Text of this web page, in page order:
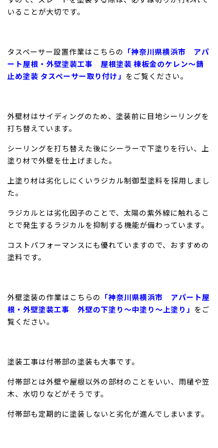
いることが大切です。
タスペーサー設置作業はこちらの 「神奈川県横浜市 アパ
ート屋根・外壁塗装工事 屋根塗装 棟板金のケレン〜錆
止め塗装 タスペーサー取り付け」 をご覧ください。
外壁材はサイディングのため、塗装前に目地シーリングを
打ち替えています。
シーリングを打ち替えた後にシーラーで下塗りを行い、上
塗り材で外壁を仕上げました。
上塗り材は劣化しにくいラジカル制御型塗料を採用しまし
た。
ラジカルとは劣化因子のことで、太陽の紫外線に触れるこ
とで発生するラジカルを抑制する機能が備わっています。
コストパフォーマンスにも優れていますので、おすすめの
塗料です。
外壁塗装の作業はこちらの 「神奈川県横浜市 アパート屋
根・外壁塗装工事 外壁の下塗り〜中塗り〜上塗り」 をご
覧ください。
塗装工事は付帯部の塗装も大事です。
付帯部とは外壁や屋根以外の部材のことをいい、雨樋や笠
木、水切りなどがそうです。
付帯部も定期的に塗装しないと劣化が進んでしまいます。